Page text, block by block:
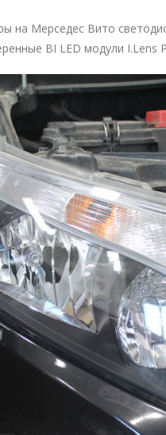
на Мерседес Вито
BI LED модули I.Lens